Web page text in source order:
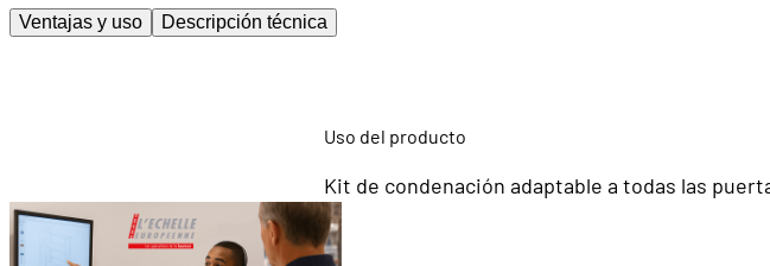
Ventajas y uso Descripción técnica
Uso del producto
Kit de condenación adaptable a todas las